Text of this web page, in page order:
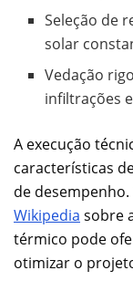
Seleção de
solar
Vedação
infiltrações
A execução
características
de
Wikipedia sobre
térmico pode
otimizar o